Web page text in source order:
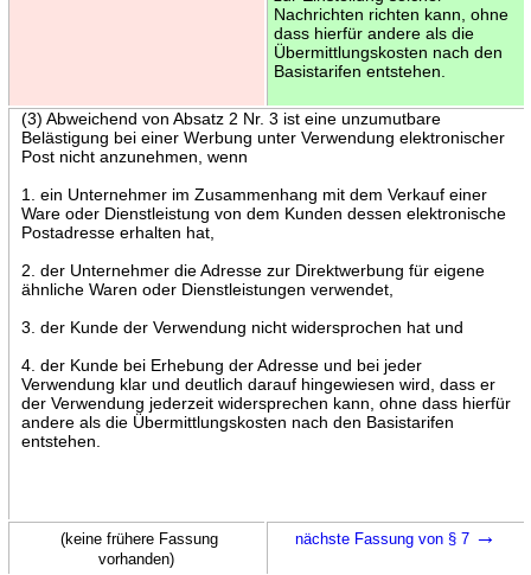
Nachrichten richten kann, ohne
dass hierfür andere als die
Übermittlungskosten nach den
Basistarifen entstehen.
(3) Abweichend von Absatz 2 Nr. 3 ist eine unzumutbare
Belästigung bei einer Werbung unter Verwendung elektronischer
Post nicht anzunehmen, wenn
1. ein Unternehmer im Zusammenhang mit dem Verkauf einer
Ware oder Dienstleistung von dem Kunden dessen elektronische
Postadresse erhalten hat,
2. der Unternehmer die Adresse zur Direktwerbung für eigene
ähnliche Waren oder Dienstleistungen verwendet,
3. der Kunde der Verwendung nicht widersprochen hat und
4. der Kunde bei Erhebung der Adresse und bei jeder
Verwendung klar und deutlich darauf hingewiesen wird, dass er
der Verwendung jederzeit widersprechen kann, ohne dass hierfür
andere als die Übermittlungskosten nach den Basistarifen
entstehen.
(keine frühere Fassung
vorhanden)
nächste Fassung von § 7 →